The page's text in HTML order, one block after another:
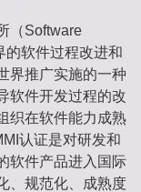
（Software
的软件过程改进和
界推广实施的一种
软件开发过程的改
织在软件能力成熟
认证是对研发和
软件产品进入国际
、规范化、成熟度